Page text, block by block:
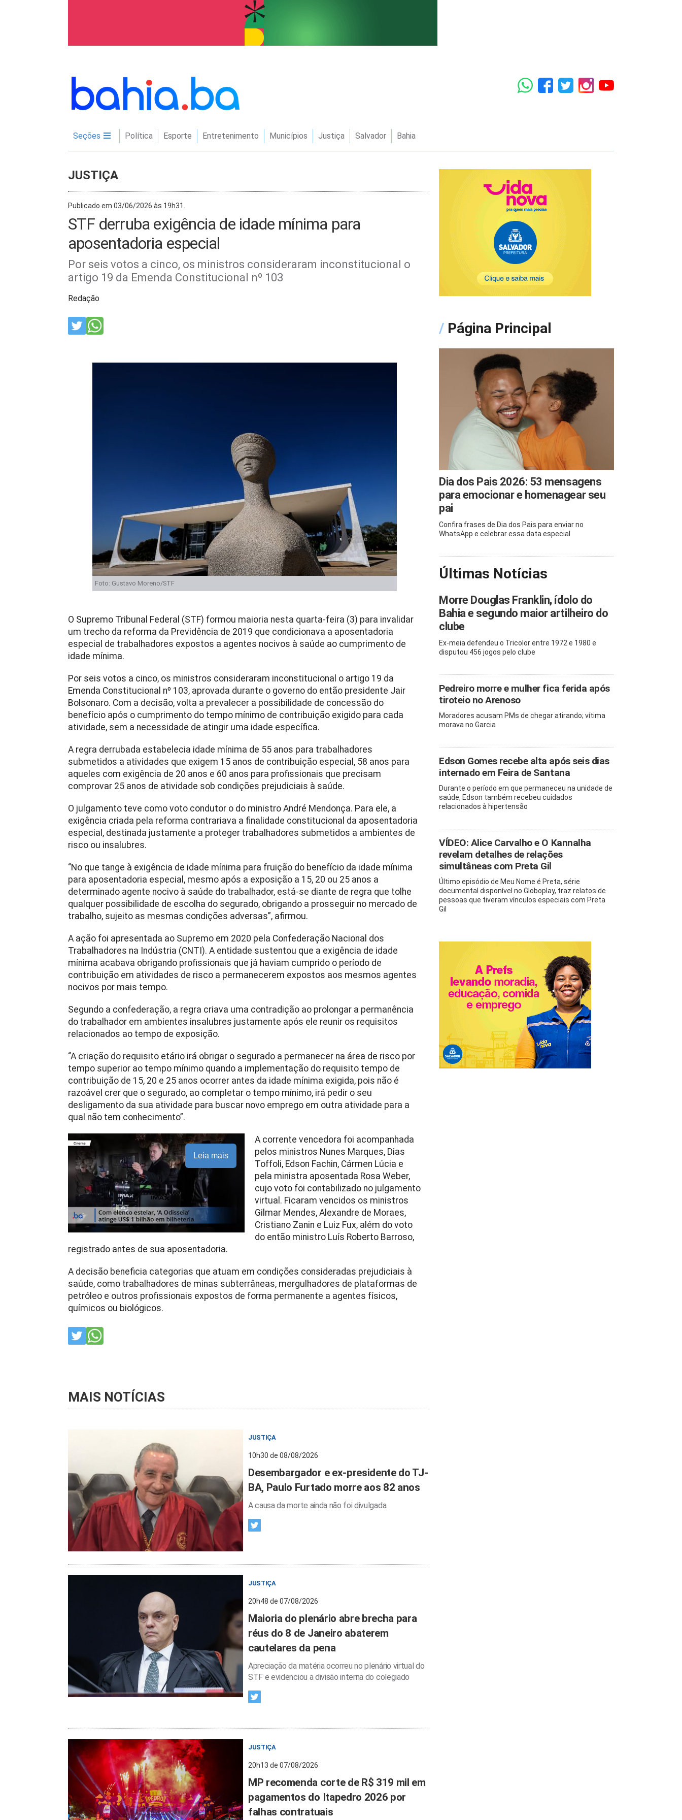
Seções Política Esporte Entretenimento Municípios Justiça Salvador Bahia
JUSTIÇA
Publicado em 03/06/2026 às 19h31.
STF derruba exigência de idade mínima para
aposentadoria especial
Por seis votos a cinco, os ministros consideraram inconstitucional o
artigo 19 da Emenda Constitucional nº 103
Redação
Foto: Gustavo Moreno/STF
O Supremo Tribunal Federal (STF) formou maioria nesta quarta-feira (3) para invalidar
um trecho da reforma da Previdência de 2019 que condicionava a aposentadoria
especial de trabalhadores expostos a agentes nocivos à saúde ao cumprimento de
idade mínima.
Por seis votos a cinco, os ministros consideraram inconstitucional o artigo 19 da
Emenda Constitucional nº 103, aprovada durante o governo do então presidente Jair
Bolsonaro. Com a decisão, volta a prevalecer a possibilidade de concessão do
benefício após o cumprimento do tempo mínimo de contribuição exigido para cada
atividade, sem a necessidade de atingir uma idade específica.
A regra derrubada estabelecia idade mínima de 55 anos para trabalhadores
submetidos a atividades que exigem 15 anos de contribuição especial, 58 anos para
aqueles com exigência de 20 anos e 60 anos para profissionais que precisam
comprovar 25 anos de atividade sob condições prejudiciais à saúde.
O julgamento teve como voto condutor o do ministro André Mendonça. Para ele, a
exigência criada pela reforma contrariava a finalidade constitucional da aposentadoria
especial, destinada justamente a proteger trabalhadores submetidos a ambientes de
risco ou insalubres.
“No que tange à exigência de idade mínima para fruição do benefício da idade mínima
para aposentadoria especial, mesmo após a exposição a 15, 20 ou 25 anos a
determinado agente nocivo à saúde do trabalhador, está-se diante de regra que tolhe
qualquer possibilidade de escolha do segurado, obrigando a prosseguir no mercado de
trabalho, sujeito as mesmas condições adversas”, afirmou.
A ação foi apresentada ao Supremo em 2020 pela Confederação Nacional dos
Trabalhadores na Indústria (CNTI). A entidade sustentou que a exigência de idade
mínima acabava obrigando profissionais que já haviam cumprido o período de
contribuição em atividades de risco a permanecerem expostos aos mesmos agentes
nocivos por mais tempo.
Segundo a confederação, a regra criava uma contradição ao prolongar a permanência
do trabalhador em ambientes insalubres justamente após ele reunir os requisitos
relacionados ao tempo de exposição.
“A criação do requisito etário irá obrigar o segurado a permanecer na área de risco por
tempo superior ao tempo mínimo quando a implementação do requisito tempo de
contribuição de 15, 20 e 25 anos ocorrer antes da idade mínima exigida, pois não é
razoável crer que o segurado, ao completar o tempo mínimo, irá pedir o seu
desligamento da sua atividade para buscar novo emprego em outra atividade para a
qual não tem conhecimento”.
Leia mais
A corrente vencedora foi acompanhada
pelos ministros Nunes Marques, Dias
Toffoli, Edson Fachin, Cármen Lúcia e
pela ministra aposentada Rosa Weber,
cujo voto foi contabilizado no julgamento
virtual. Ficaram vencidos os ministros
Gilmar Mendes, Alexandre de Moraes,
Cristiano Zanin e Luiz Fux, além do voto
do então ministro Luís Roberto Barroso,
registrado antes de sua aposentadoria.
A decisão beneficia categorias que atuam em condições consideradas prejudiciais à
saúde, como trabalhadores de minas subterrâneas, mergulhadores de plataformas de
petróleo e outros profissionais expostos de forma permanente a agentes físicos,
químicos ou biológicos.
MAIS NOTÍCIAS
JUSTIÇA
10h30 de 08/08/2026
Desembargador e ex-presidente do TJ-
BA, Paulo Furtado morre aos 82 anos
A causa da morte ainda não foi divulgada
JUSTIÇA
20h48 de 07/08/2026
Maioria do plenário abre brecha para
réus do 8 de Janeiro abaterem
cautelares da pena
Apreciação da matéria ocorreu no plenário virtual do
STF e evidenciou a divisão interna do colegiado
JUSTIÇA
20h13 de 07/08/2026
MP recomenda corte de R$ 319 mil em
pagamentos do Itapedro 2026 por
falhas contratuais
/ Página Principal
Dia dos Pais 2026: 53 mensagens
para emocionar e homenagear seu
pai
Confira frases de Dia dos Pais para enviar no
WhatsApp e celebrar essa data especial
Últimas Notícias
Morre Douglas Franklin, ídolo do
Bahia e segundo maior artilheiro do
clube
Ex-meia defendeu o Tricolor entre 1972 e 1980 e
disputou 456 jogos pelo clube
Pedreiro morre e mulher fica ferida após
tiroteio no Arenoso
Moradores acusam PMs de chegar atirando; vítima
morava no Garcia
Edson Gomes recebe alta após seis dias
internado em Feira de Santana
Durante o período em que permaneceu na unidade de
saúde, Edson também recebeu cuidados
relacionados à hipertensão
VÍDEO: Alice Carvalho e O Kannalha
revelam detalhes de relações
simultâneas com Preta Gil
Último episódio de Meu Nome é Preta, série
documental disponível no Globoplay, traz relatos de
pessoas que tiveram vínculos especiais com Preta
Gil